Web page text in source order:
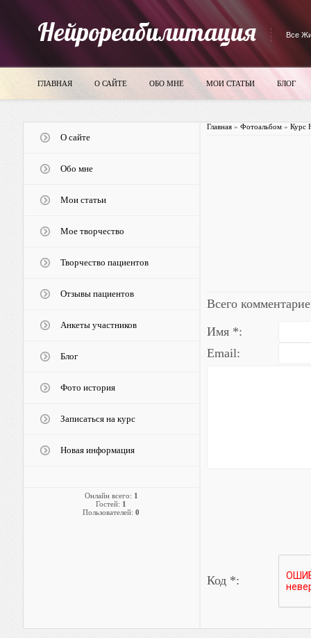
Нейрореабилитация Все
ГЛАВНАЯ О САЙТЕ ОБО МНЕ МОИ СТАТЬИ БЛОГ
О сайте
Обо мне
Мои статьи
Мое творчество
Творчество пациентов
Отзывы пациентов
Анкеты участников
Блог
Фото история
Записаться на курс
Новая информация
Онлайн всего: 1
Гостей: 1
Пользователей: 0
Главная» Фотоальбом» Курс
Всего
Имя *:
Email:
Код *: